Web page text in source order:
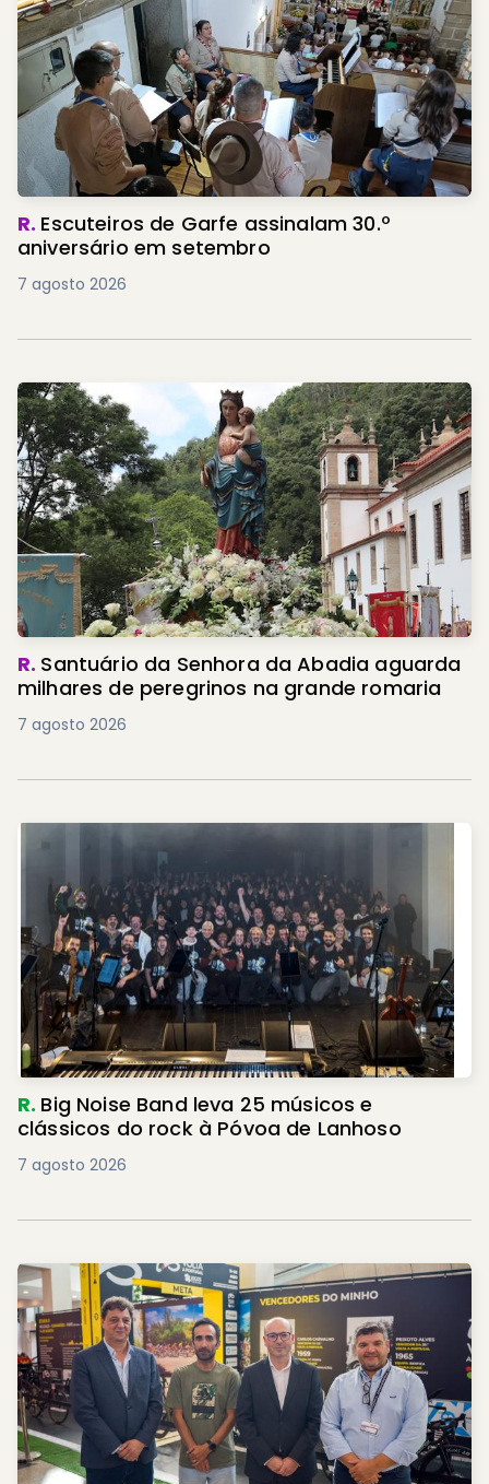
R. Escuteiros de Garfe assinalam 30.º
aniversário em setembro
7 agosto 2026
R. Santuário da Senhora da Abadia aguarda
milhares de peregrinos na grande romaria
7 agosto 2026
R. Big Noise Band leva 25 músicos e
clássicos do rock à Póvoa de Lanhoso
7 agosto 2026